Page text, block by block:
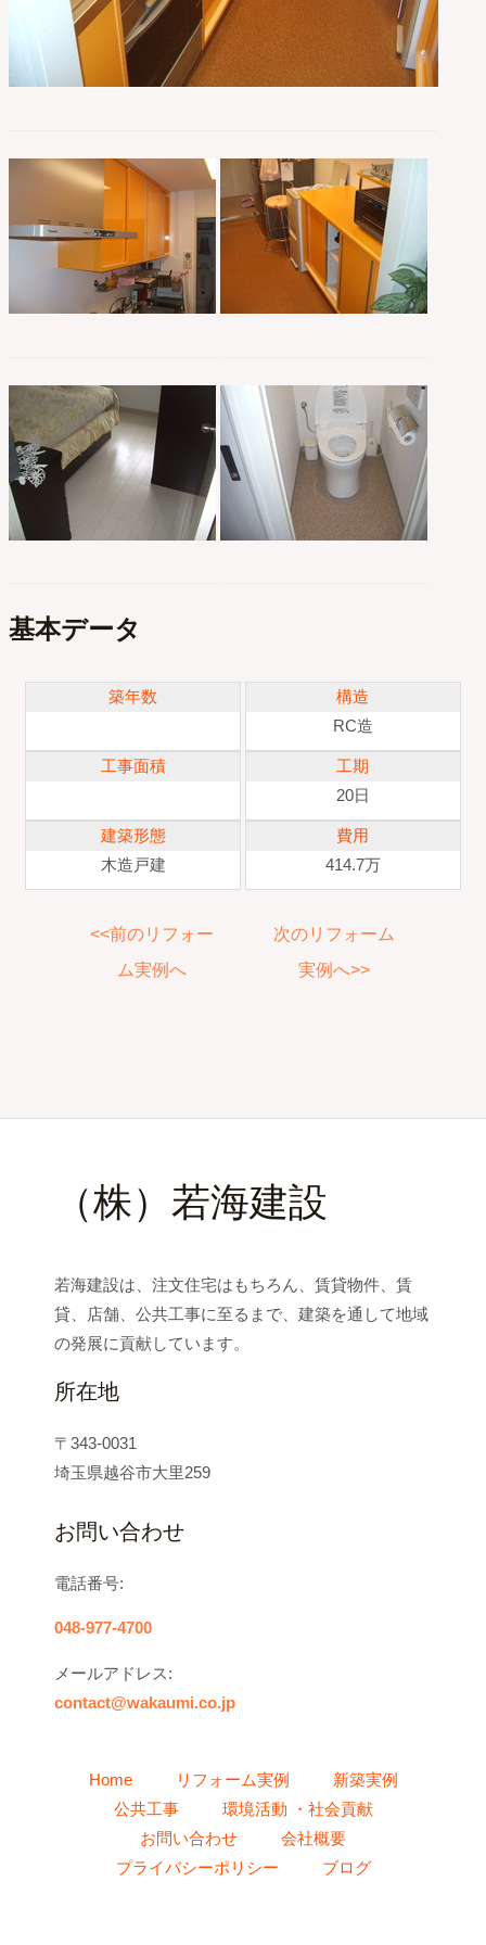
基本データ
築年数
構造
RC造
工事面積
工期
20日
建築形態
木造戸建
費用
414.7万
<<前のリフォー
ム実例へ
次のリフォーム
実例へ>>
（株）若海建設
若海建設は、注文住宅はもちろん、賃貸物件、賃
貸、店舗、公共工事に至るまで、建築を通して地域
の発展に貢献しています。
所在地
〒343-0031
埼玉県越谷市大里259
お問い合わせ
電話番号:
048-977-4700
メールアドレス:
contact@wakaumi.co.jp
Home リフォーム実例
新築実例
公共工事
環境活動 ・社会貢献
お問い合わせ
会社概要
プライバシーポリシー
ブログ